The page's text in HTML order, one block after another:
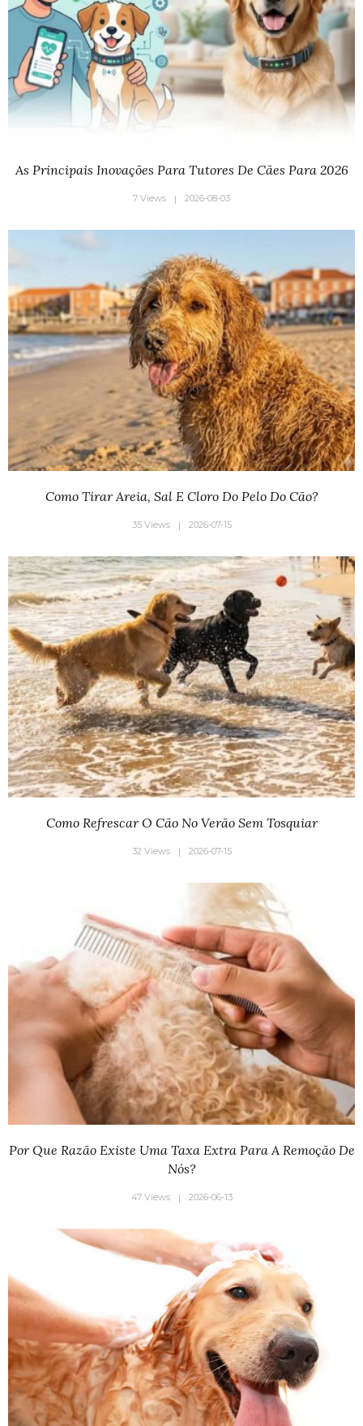
As Principais Inovações Para Tutores De Cães Para 2026
7 Views 2026-08-03
Como Tirar Areia, Sal E Cloro Do Pelo Do Cão?
35 Views 2026-07-15
Como Refrescar O Cão No Verão Sem Tosquiar
32 Views 2026-07-15
Por Que Razão Existe Uma Taxa Extra Para A Remoção De
Nós?
47 Views 2026-06-13